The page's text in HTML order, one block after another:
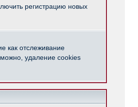
регистрацию новых
как отслеживание
удаление cookies